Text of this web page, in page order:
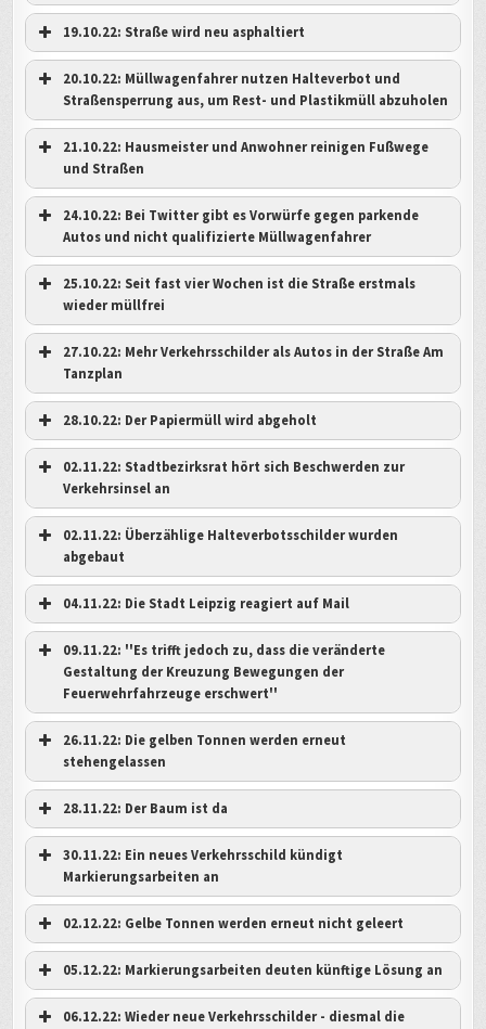
Vor meiner Hausnummer hält sich der Müll noch in Grenzen....
Die Einfahrt von der William-Zipperer-Straße aus ist versperrt
19.10.22: Straße wird neu asphaltiert
Die Straße Am Tanzplan wird neu asphaltiert - der Müll steht
weiter am Straßenrand
20.10.22: Müllwagenfahrer nutzen Halteverbot und
Straßensperrung aus, um Rest- und Plastikmüll abzuholen
Noch immer warten der Papiermüll und Restmüll auf die
Abholung
21.10.22: Hausmeister und Anwohner reinigen Fußwege
und Straßen
24.10.22: Bei Twitter gibt es Vorwürfe gegen parkende
Autos und nicht qualifizierte Müllwagenfahrer
25.10.22: Seit fast vier Wochen ist die Straße erstmals
wieder müllfrei
Der Tanzplan ist nach einem Monat wieder müllfrei....
27.10.22: Mehr Verkehrsschilder als Autos in der Straße Am
Tanzplan
Jedes Jahr ein neues Halteverbotsschild, welches vergessen
wird....
28.10.22: Der Papiermüll wird abgeholt
Rechts von der Insel wechselt der Müllwagen, um dann
rückwärts nach links in die Straße Am Tanzplan einzufahren
02.11.22: Stadtbezirksrat hört sich Beschwerden zur
Verkehrsinsel an
02.11.22: Überzählige Halteverbotsschilder wurden
abgebaut
04.11.22: Die Stadt Leipzig reagiert auf Mail
09.11.22: ''Es trifft jedoch zu, dass die veränderte
Gestaltung der Kreuzung Bewegungen der
Feuerwehrfahrzeuge erschwert''
26.11.22: Die gelben Tonnen werden erneut
stehengelassen
28.11.22: Der Baum ist da
30.11.22: Ein neues Verkehrsschild kündigt
Markierungsarbeiten an
02.12.22: Gelbe Tonnen werden erneut nicht geleert
05.12.22: Markierungsarbeiten deuten künftige Lösung an
06.12.22: Wieder neue Verkehrsschilder - diesmal die